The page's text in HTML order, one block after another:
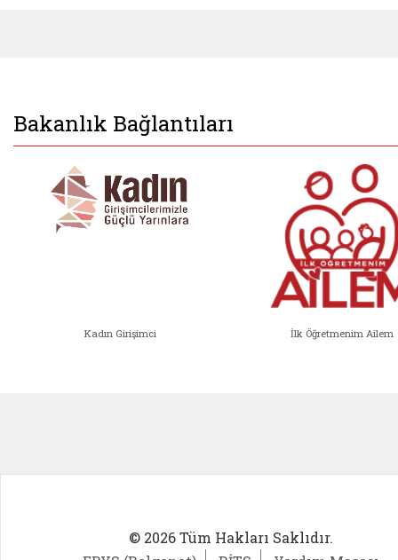
Bakanlık Bağlantıları
Kadın Girişimci İlk Öğretmenim Ailem
© 2026 Tüm Hakları Saklıdır.